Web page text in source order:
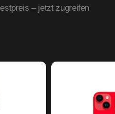
– jetzt zugreifen